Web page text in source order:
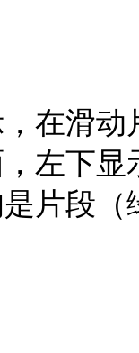
在滑动
左下
片段